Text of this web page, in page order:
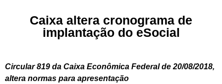
Caixa altera cronograma de
implantação do eSocial
Circular 819 da Caixa Econômica Federal de 20/08/2018,
altera normas para apresentação